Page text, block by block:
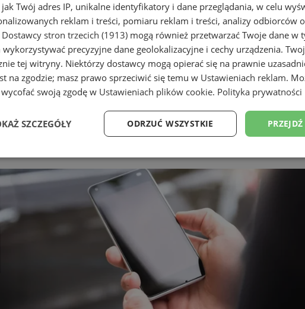
w Świętochłowicach
Twój adres IP, unikalne identyfikatory i dane przeglądania, w celu
reklam i treści, pomiaru reklam i treści, analizy odbiorców
Dostawcy stron trzecich (1913) mogą również przetwarzać Twoje dane w
precyzyjne dane geolokalizacyjne i cechy urządzenia.
tej witryny. Niektórzy dostawcy mogą opierać się na prawnie
na zgodzie; masz prawo sprzeciwić się temu w Ustawieniach reklam.
swoją zgodę w Ustawieniach plików cookie. Polityka prywatności
ODRZUĆ WSZYSTKIE
SZCZEGÓŁY
Wydajność Targetowanie Funkcjonalność
Wydajność Funkcjonalność
pliki cookie umożliwiają korzystanie z podstawowych funkcji strony internetowej, takich jak
kontem. Bez niezbędnych plików cookie nie można prawidłowo korzystać ze strony
Domena
Okres
przechowywania